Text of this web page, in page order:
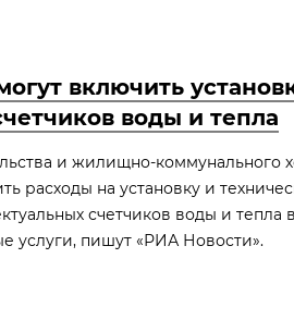
включить
воды и тепла
и жилищно-коммунального
расходы на установку и
счетчиков воды и тепла
услуги, пишут «РИА Новости».